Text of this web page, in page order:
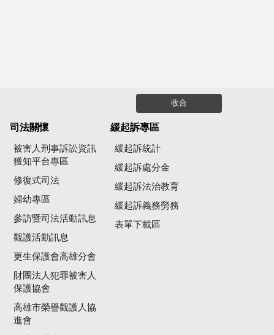
收合
司法關懷
被害人刑事訴訟資訊
獲知平台專區
修復式司法
婦幼專區
參訪暨司法活動訊息
觀護活動訊息
更生保護會高雄分會
財團法人犯罪被害人
保護協會
高雄市榮譽觀護人協
進會
緩起訴專區
緩起訴統計
緩起訴處分金
緩起訴法治教育
緩起訴義務勞務
表單下載區